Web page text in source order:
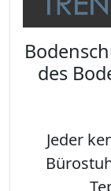
des
Jeder